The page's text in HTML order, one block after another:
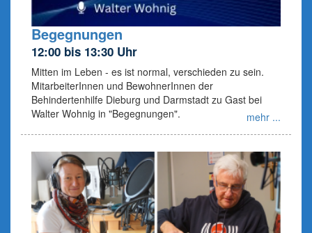
Begegnungen
12:00 bis 13:30 Uhr
Mitten im Leben - es ist normal, verschieden zu sein.
MitarbeiterInnen und BewohnerInnen der
Behindertenhilfe Dieburg und Darmstadt zu Gast bei
Walter Wohnig in "Begegnungen".
mehr ...